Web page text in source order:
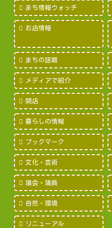
まち情報ウォッチ
お店情報
まちの話題
メディアで紹介
開店
暮らしの情報
ブックマーク
文化・芸術
議会・議員
自然・環境
リニューアル